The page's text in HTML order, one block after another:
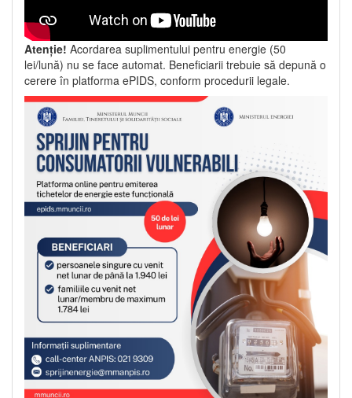
Atenție! Acordarea suplimentului pentru energie (50
lei/lună) nu se face automat. Beneficiarii trebuie să depună o
cerere în platforma ePIDS, conform procedurii legale.